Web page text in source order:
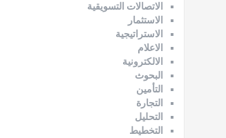
الاتصالات التسويقية
الاستثمار
الاستراتيجية
الاعلام
الالكترونية
البحوث
التأمين
التجارة
التحليل
التخطيط